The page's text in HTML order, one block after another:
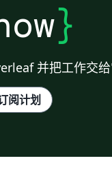
}
并把工作交
阅计划